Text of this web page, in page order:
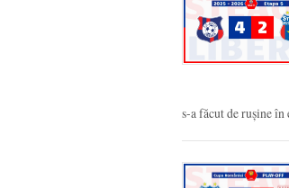
s-a făcut de rușine